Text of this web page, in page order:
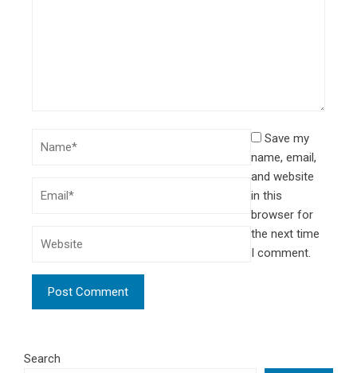
Save my
name, email,
and website
in this
browser for
the next time
I comment.
Search